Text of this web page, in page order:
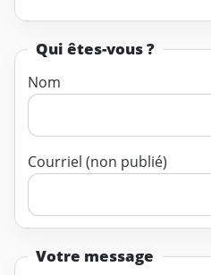
Qui êtes-vous ?
Nom
Courriel (non publié)
Votre message